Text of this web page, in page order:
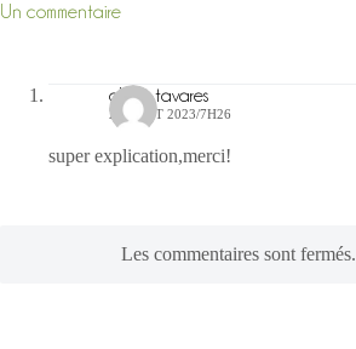
Un commentaire
claire tavares
22 AOÛT 2023/7H26
super explication,merci!
Les commentaires sont fermés.